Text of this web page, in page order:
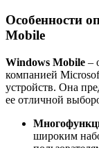
Особенности
Mobile
Windows Mobile –
компанией
устройств. Она
ее отличной
широким